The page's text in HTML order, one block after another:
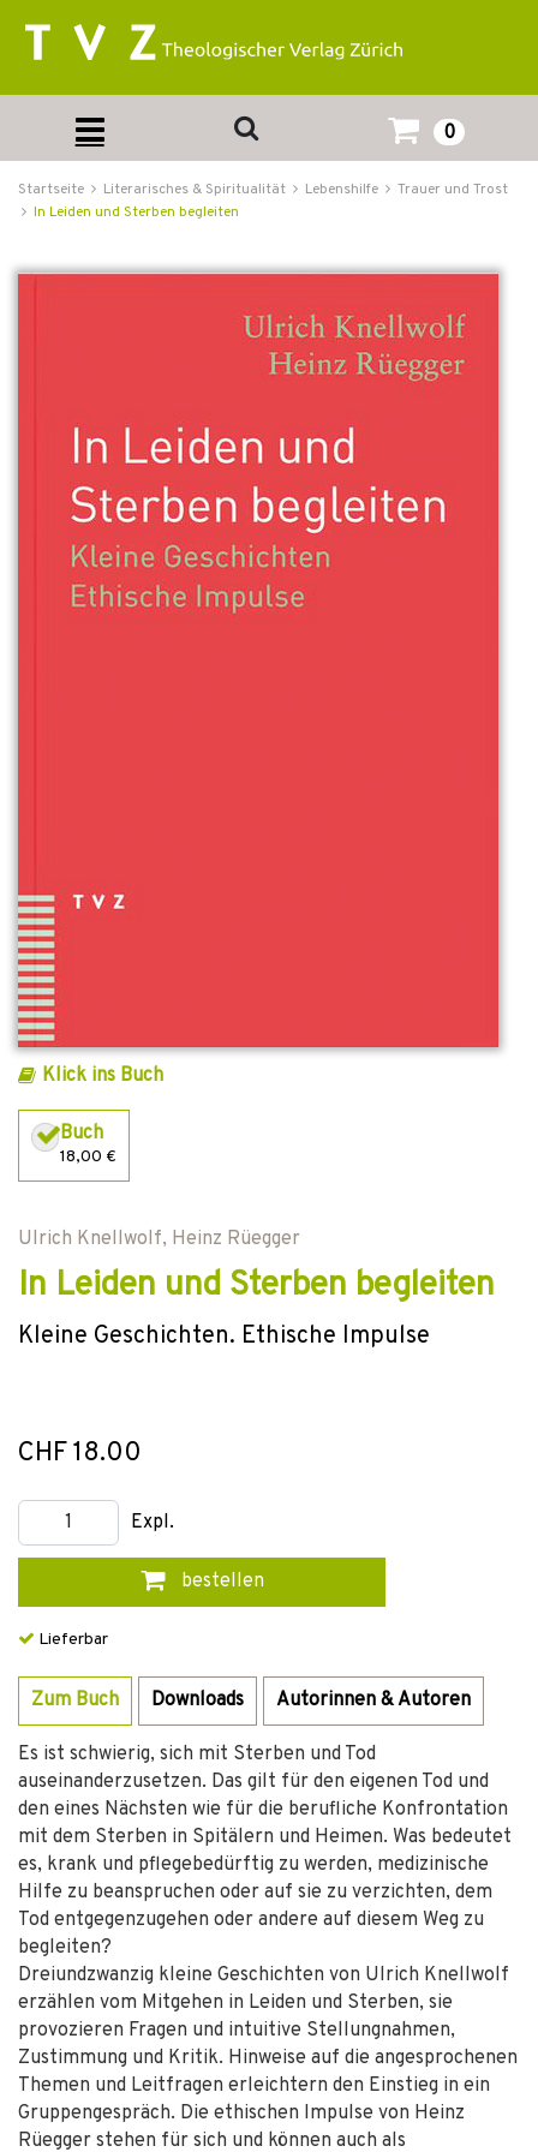
0
Startseite Literarisches & Spiritualität Lebenshilfe
Trauer und Trost
In Leiden und Sterben begleiten
Klick ins Buch
Buch
18,00 €
Ulrich Knellwolf, Heinz Rüegger
In Leiden und Sterben begleiten
Kleine Geschichten. Ethische Impulse
CHF 18.00
Expl.
bestellen
Lieferbar
Zum Buch Downloads Autorinnen & Autoren
Es ist schwierig, sich mit Sterben und Tod
auseinanderzusetzen. Das gilt für den eigenen Tod und
den eines Nächsten wie für die berufliche Konfrontation
mit dem Sterben in Spitälern und Heimen. Was bedeutet
es, krank und pflegebedürftig zu werden, medizinische
Hilfe zu beanspruchen oder auf sie zu verzichten, dem
Tod entgegenzugehen oder andere auf diesem Weg zu
begleiten?
Dreiundzwanzig kleine Geschichten von Ulrich Knellwolf
erzählen vom Mitgehen in Leiden und Sterben, sie
provozieren Fragen und intuitive Stellungnahmen,
Zustimmung und Kritik. Hinweise auf die angesprochenen
Themen und Leitfragen erleichtern den Einstieg in ein
Gruppengespräch. Die ethischen Impulse von Heinz
Rüegger stehen für sich und können auch als